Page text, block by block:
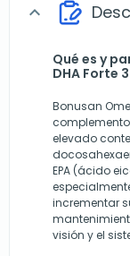
expand_more
Qué es y
DHA Forte
Bonusan
elevado
EPA (ácido
incrementar
visión y el